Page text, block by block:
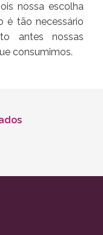
nossa escolha
é tão necessário
antes nossas
consumimos.